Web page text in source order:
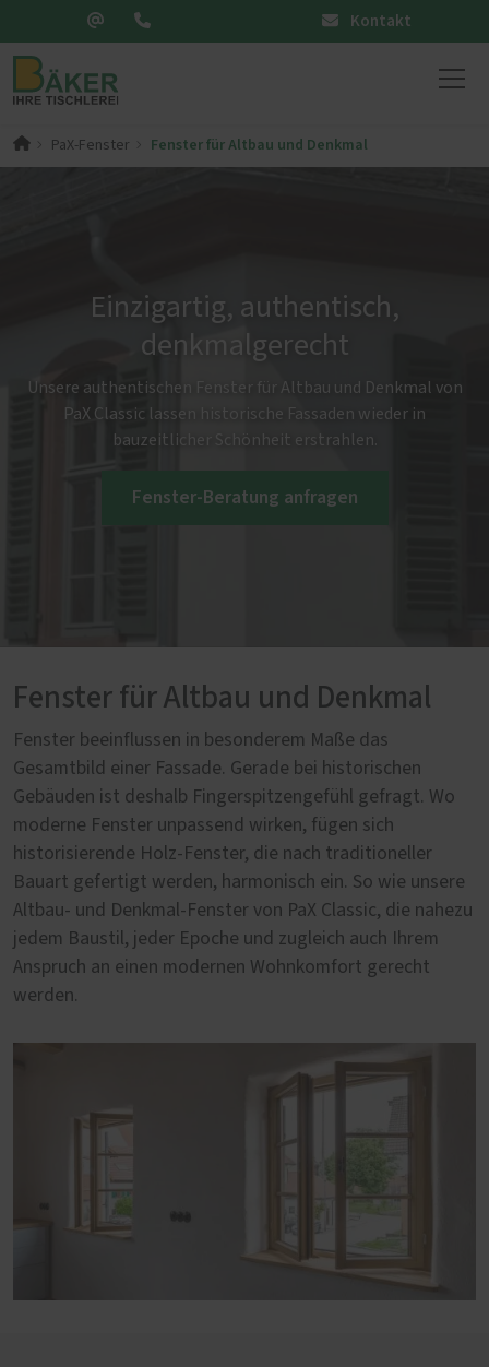
Kontakt
PaX-Fenster Fenster für Altbau und Denkmal
Einzigartig, authentisch,
denkmalgerecht
Unsere authentischen Fenster für Altbau und Denkmal von
PaX Classic lassen historische Fassaden wieder in
bauzeitlicher Schönheit erstrahlen.
Fenster-Beratung anfragen
Fenster für Altbau und Denkmal
Fenster beeinflussen in besonderem Maße das
Gesamtbild einer Fassade. Gerade bei historischen
Gebäuden ist deshalb Fingerspitzengefühl gefragt. Wo
moderne Fenster unpassend wirken, fügen sich
historisierende Holz-Fenster, die nach traditioneller
Bauart gefertigt werden, harmonisch ein. So wie unsere
Altbau- und Denkmal-Fenster von PaX Classic, die nahezu
jedem Baustil, jeder Epoche und zugleich auch Ihrem
Anspruch an einen modernen Wohnkomfort gerecht
werden.